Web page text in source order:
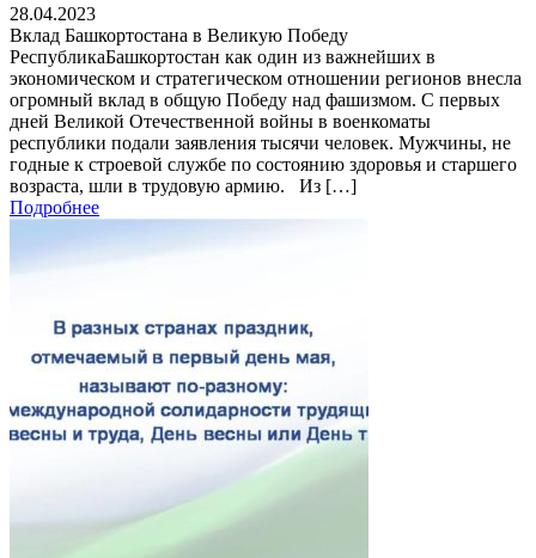
28.04.2023
Вклад Башкортостана в Великую Победу
РеспубликаБашкортостан как один из важнейших в
экономическом и стратегическом отношении регионов внесла
огромный вклад в общую Победу над фашизмом. С первых
дней Великой Отечественной войны в военкоматы
республики подали заявления тысячи человек. Мужчины, не
годные к строевой службе по состоянию здоровья и старшего
возраста, шли в трудовую армию. Из […]
Подробнее